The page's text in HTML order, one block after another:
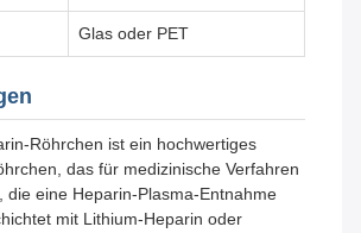
Glas oder PET
Röhrchen ist ein hochwertiges
das für medizinische Verfahren
die eine Heparin-Plasma-Entnahme
mit Lithium-Heparin oder